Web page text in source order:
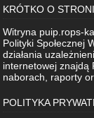
KRÓTKO O
Witryna puip.rops-
Polityki Społecznej
działania
internetowej znajdą
naborach, raporty
POLITYKA